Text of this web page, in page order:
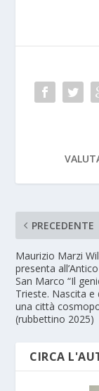
PRECEDENTE
Maurizio Marzi
presenta
San Marco “Il
Trieste. Nascita e
una città
(rubbettino 2025)
CIRCA